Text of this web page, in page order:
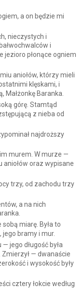
a on będzie mi
nieczystych i
i
jezioro płonące ogniem
aniołów, którzy mieli
klęskami, i
Małżonkę Baranka.
górę. Stamtąd
z nieba od
najdroższy
murem. W murze —
oraz wypisane
trzy, od zachodu trzy
a na nich
miarę. Była to
bramy i mur.
jego długość była
Zmierzył — dwanaście
i wysokość były
cztery łokcie według